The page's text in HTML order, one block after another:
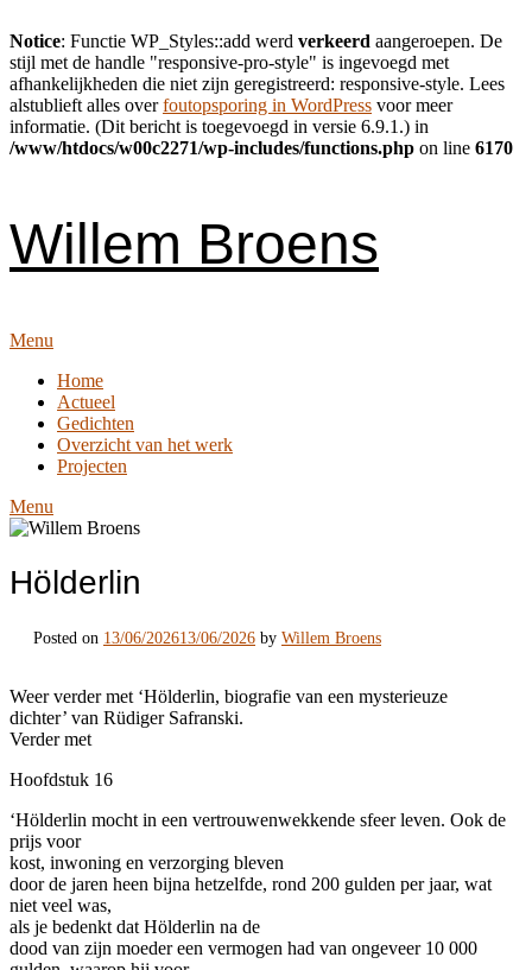
Notice: Functie WP_Styles::add werd verkeerd aangeroepen. De
stijl met de handle "responsive-pro-style" is ingevoegd met
afhankelijkheden die niet zijn geregistreerd: responsive-style. Lees
alstublieft alles overfoutopsporing in WordPress voor meer
informatie. (Dit bericht is toegevoegd in versie 6.9.1.) in
/www/htdocs/w00c2271/wp-includes/functions.php on line 6170
Willem Broens
Menu
Home
Actueel
Gedichten
Overzicht van het werk
Projecten
Menu
Hölderlin
Posted on 13/06/202613/06/2026 by Willem Broens
Weer verder met ‘Hölderlin, biografie van een mysterieuze
dichter’ van Rüdiger Safranski.
Verder met
Hoofdstuk 16
‘Hölderlin mocht in een vertrouwenwekkende sfeer leven. Ook de
prijs voor
kost, inwoning en verzorging bleven
door de jaren heen bijna hetzelfde, rond 200 gulden per jaar, wat
niet veel was,
als je bedenkt dat Hölderlin na de
dood van zijn moeder een vermogen had van ongeveer 10 000